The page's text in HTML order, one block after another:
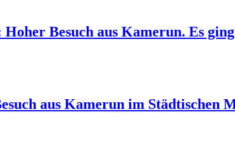
Besuch aus Kamerun. Es
aus Kamerun im Städtischen